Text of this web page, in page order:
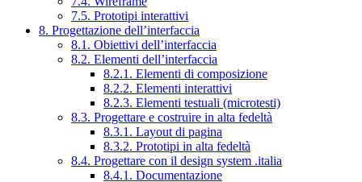
7.5. Prototipi interattivi
8. Progettazione dell’interfaccia
8.1. Obiettivi dell’interfaccia
8.2. Elementi dell’interfaccia
8.2.1. Elementi di composizione
8.2.2. Elementi interattivi
8.2.3. Elementi testuali (microtesti)
8.3. Progettare e costruire in alta fedeltà
8.3.1. Layout di pagina
8.3.2. Prototipi in alta fedeltà
8.4. Progettare con il design system .italia
8.4.1. Documentazione